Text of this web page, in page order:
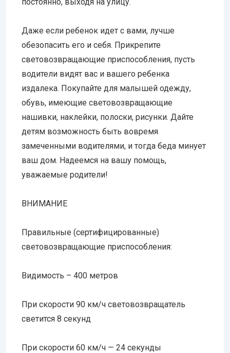
Даже если ребенок идет с вами, лучше
обезопасить его и себя. Прикрепите
световозвращающие приспособления, пусть
водители видят вас и вашего ребенка
издалека. Покупайте для малышей одежду,
обувь, имеющие световозвращающие
нашивки, наклейки, полоски, рисунки. Дайте
детям возможность быть вовремя
замеченными водителями, и тогда беда минует
ваш дом. Надеемся на вашу помощь,
уважаемые родители!
ВНИМАНИЕ
Правильные (сертифицированные)
световозвращающие приспособления:
Видимость – 400 метров
При скорости 90 км/ч световозвращатель
светится 8 секунд
При скорости 60 км/ч — 24 секунды